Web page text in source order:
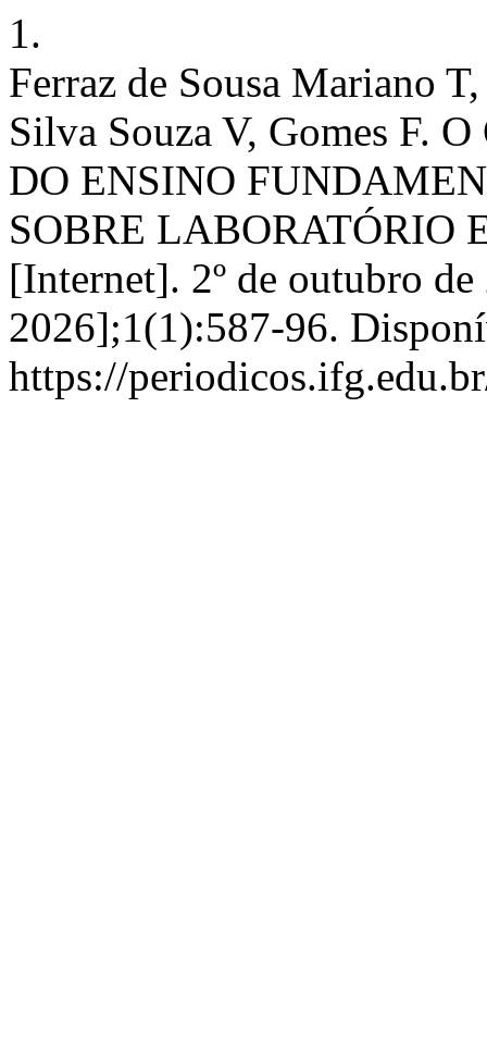
1.
Ferraz de Sousa Mariano
Silva Souza V, Gomes F.
DO ENSINO
SOBRE LABORATÓRIO
[Internet]. 2º de outubro
2026];1(1):587-96.
https://